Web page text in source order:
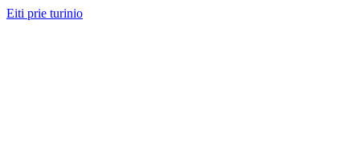
Eiti prie turinio